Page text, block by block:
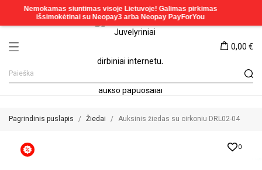
0,00 €
Pagrindinis puslapis Žiedai Auksinis žiedas su cirkoniu DRL02-04
0